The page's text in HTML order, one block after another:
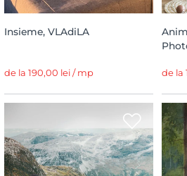
Insieme, VLAdiLA
de la 190,00 lei / mp de la